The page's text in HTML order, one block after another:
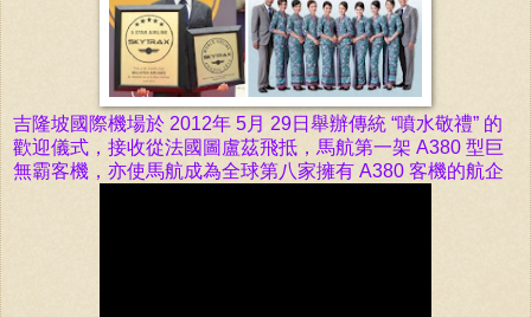
吉隆坡國際機場於 2012年 5月 29日舉辦傳統 “噴水敬禮” 的
歡迎儀式，接收從法國圖盧茲飛抵，馬航第一架 A380 型巨
無霸客機，亦使馬航成為全球第八家擁有 A380 客機的航企